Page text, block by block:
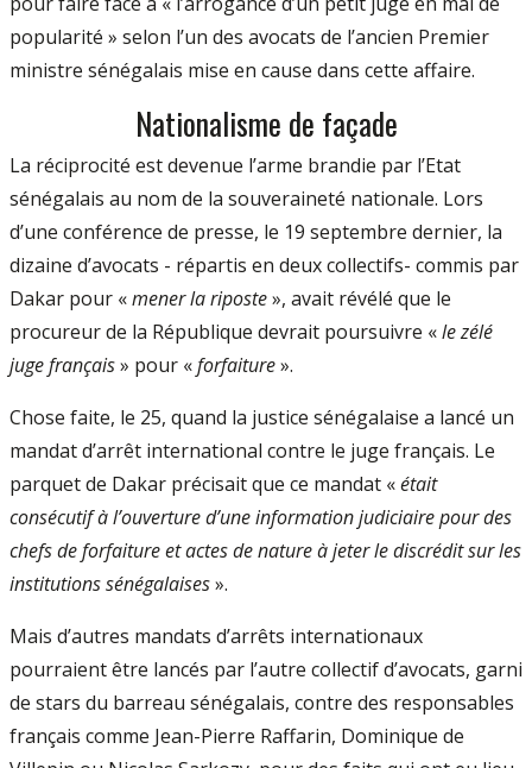
popularité » selon l’un des avocats de l’ancien Premier
ministre sénégalais mise en cause dans cette affaire.
Nationalisme de façade
La réciprocité est devenue l’arme brandie par l’Etat
sénégalais au nom de la souveraineté nationale. Lors
d’une conférence de presse, le 19 septembre dernier, la
dizaine d’avocats - répartis en deux collectifs- commis par
Dakar pour «mener la riposte», avait révélé que le
procureur de la République devrait poursuivre «le zélé
juge français» pour «forfaiture».
Chose faite, le 25, quand la justice sénégalaise a lancé un
mandat d’arrêt international contre le juge français. Le
parquet de Dakar précisait que ce mandat «était
consécutif à l’ouverture d’une information judiciaire pour des
chefs de forfaiture et actes de nature à jeter le discrédit sur les
institutions sénégalaises».
Mais d’autres mandats d’arrêts internationaux
pourraient être lancés par l’autre collectif d’avocats, garni
de stars du barreau sénégalais, contre des responsables
français comme Jean-Pierre Raffarin, Dominique de